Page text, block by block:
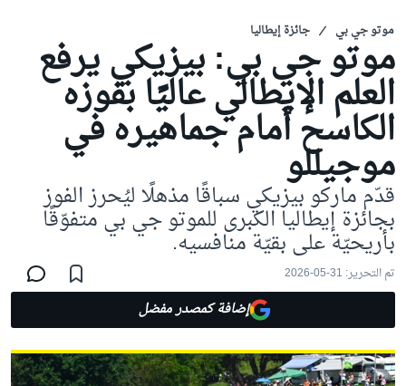
موتو جي بي جائزة إيطاليا
موتو جي بي: بيزيكي يرفع
العلم الإيطالي عاليًا بفوزه
الكاسح أمام جماهيره في
موجيللو
قدّم ماركو بيزيكي سباقًا مذهلًا ليُحرز الفوز
بجائزة إيطاليا الكبرى للموتو جي بي متفوّقًا
بأريحيّة على بقيّة منافسيه.
تم التحرير: 31-05-2026
إضافة كمصدر مفضل